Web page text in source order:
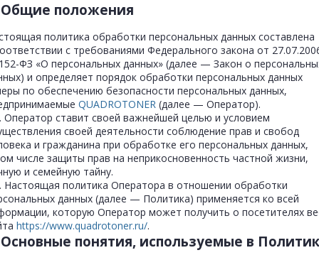
Общие положения
политика обработки персональных данных составлена
с требованиями Федерального закона от
ФЗ «О персональных данных» (далее — Закон о
и определяет порядок обработки персональных данных
по обеспечению безопасности персональных данных,
QUADROTONER (далее — Оператор).
Оператор ставит своей важнейшей целью и условием
своей деятельности соблюдение прав и свобод
и гражданина при обработке его персональных данных,
числе защиты прав на неприкосновенность частной жизни,
и семейную тайну.
Настоящая политика Оператора в отношении обработки
данных (далее — Политика) применяется ко всей
которую Оператор может получить о посетителях
https://www.quadrotoner.ru/.
понятия, используемые в